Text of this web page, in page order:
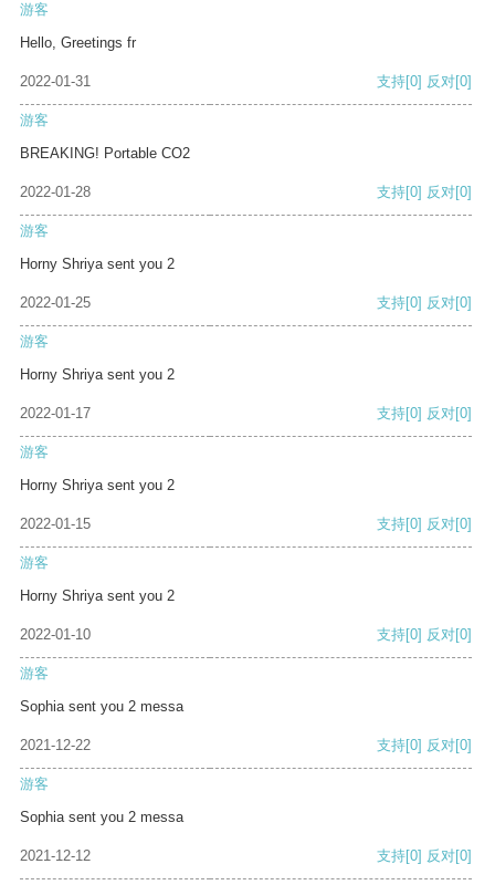
游客
Hello, Greetings fr
2022-01-31 支持[0] 反对[0]
游客
BREAKING! Portable CO2
2022-01-28 支持[0] 反对[0]
游客
Horny Shriya sent you 2
2022-01-25 支持[0] 反对[0]
游客
Horny Shriya sent you 2
2022-01-17 支持[0] 反对[0]
游客
Horny Shriya sent you 2
2022-01-15 支持[0] 反对[0]
游客
Horny Shriya sent you 2
2022-01-10 支持[0] 反对[0]
游客
Sophia sent you 2 messa
2021-12-22 支持[0] 反对[0]
游客
Sophia sent you 2 messa
2021-12-12 支持[0] 反对[0]